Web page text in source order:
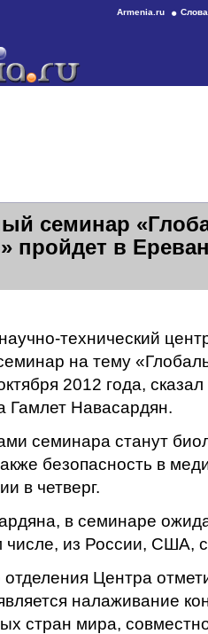
Armenia.ru
семинар
пройдет в
технический
на тему
2012 года,
Гамлет Навасардян.
семинара станут
безопасность в
в четверг.
в семинаре
числе, из России, США,
отделения Центра
налаживание
стран мира,